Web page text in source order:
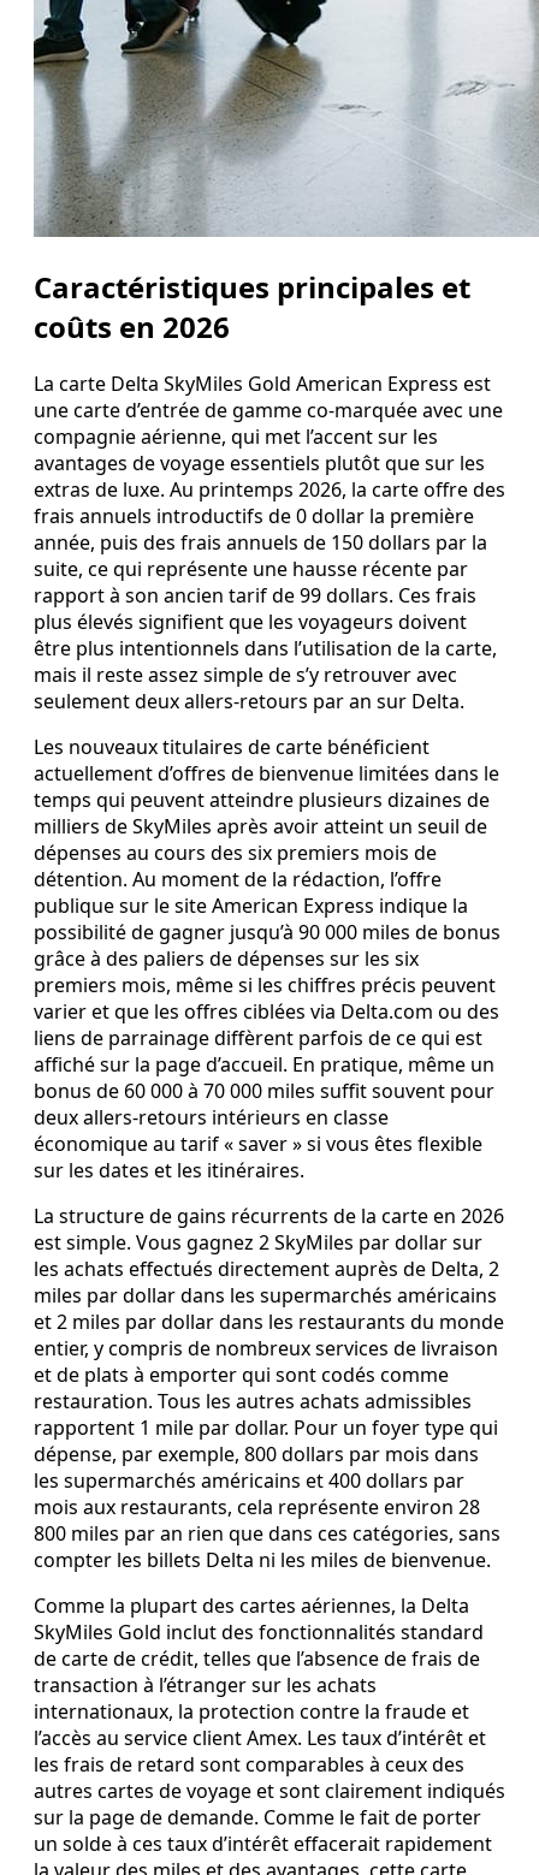
Caractéristiques principales et
coûts en 2026
La carte Delta SkyMiles Gold American Express est
une carte d’entrée de gamme co-marquée avec une
compagnie aérienne, qui met l’accent sur les
avantages de voyage essentiels plutôt que sur les
extras de luxe. Au printemps 2026, la carte offre des
frais annuels introductifs de 0 dollar la première
année, puis des frais annuels de 150 dollars par la
suite, ce qui représente une hausse récente par
rapport à son ancien tarif de 99 dollars. Ces frais
plus élevés signifient que les voyageurs doivent
être plus intentionnels dans l’utilisation de la carte,
mais il reste assez simple de s’y retrouver avec
seulement deux allers-retours par an sur Delta.
Les nouveaux titulaires de carte bénéficient
actuellement d’offres de bienvenue limitées dans le
temps qui peuvent atteindre plusieurs dizaines de
milliers de SkyMiles après avoir atteint un seuil de
dépenses au cours des six premiers mois de
détention. Au moment de la rédaction, l’offre
publique sur le site American Express indique la
possibilité de gagner jusqu’à 90 000 miles de bonus
grâce à des paliers de dépenses sur les six
premiers mois, même si les chiffres précis peuvent
varier et que les offres ciblées via Delta.com ou des
liens de parrainage diffèrent parfois de ce qui est
affiché sur la page d’accueil. En pratique, même un
bonus de 60 000 à 70 000 miles suffit souvent pour
deux allers-retours intérieurs en classe
économique au tarif « saver » si vous êtes flexible
sur les dates et les itinéraires.
La structure de gains récurrents de la carte en 2026
est simple. Vous gagnez 2 SkyMiles par dollar sur
les achats effectués directement auprès de Delta, 2
miles par dollar dans les supermarchés américains
et 2 miles par dollar dans les restaurants du monde
entier, y compris de nombreux services de livraison
et de plats à emporter qui sont codés comme
restauration. Tous les autres achats admissibles
rapportent 1 mile par dollar. Pour un foyer type qui
dépense, par exemple, 800 dollars par mois dans
les supermarchés américains et 400 dollars par
mois aux restaurants, cela représente environ 28
800 miles par an rien que dans ces catégories, sans
compter les billets Delta ni les miles de bienvenue.
Comme la plupart des cartes aériennes, la Delta
SkyMiles Gold inclut des fonctionnalités standard
de carte de crédit, telles que l’absence de frais de
transaction à l’étranger sur les achats
internationaux, la protection contre la fraude et
l’accès au service client Amex. Les taux d’intérêt et
les frais de retard sont comparables à ceux des
autres cartes de voyage et sont clairement indiqués
sur la page de demande. Comme le fait de porter
un solde à ces taux d’intérêt effacerait rapidement